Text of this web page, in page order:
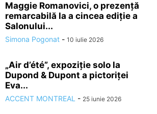
Maggie Romanovici, o prezență
remarcabilă la a cincea ediție a
Salonului...
Simona Pogonat - 10 iulie 2026
„Air d’été”, expoziție solo la
Dupond & Dupont a pictoriței
Eva...
ACCENT MONTREAL - 25 iunie 2026